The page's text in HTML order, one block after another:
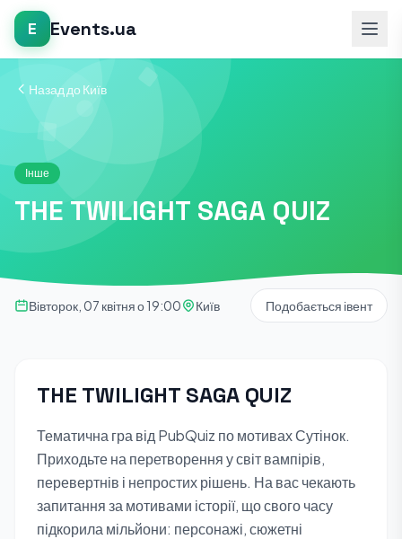
E Events.ua
Назад до Київ
Інше
THE TWILIGHT SAGA QUIZ
Вівторок, 07 квітня о 19:00 Київ Подобається івент
THE TWILIGHT SAGA QUIZ
Тематична гра від PubQuiz по мотивах Сутінок.
Приходьте на перетворення у світ вампірів,
перевертнів і непростих рішень. На вас чекають
запитання за мотивами історії, що свого часу
підкорила мільйони: персонажі, сюжетні